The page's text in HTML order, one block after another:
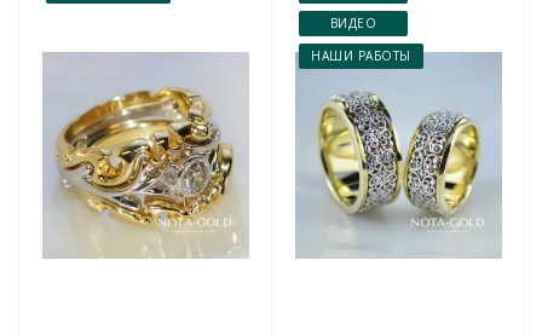
ВИДЕО
НАШИ РАБОТЫ